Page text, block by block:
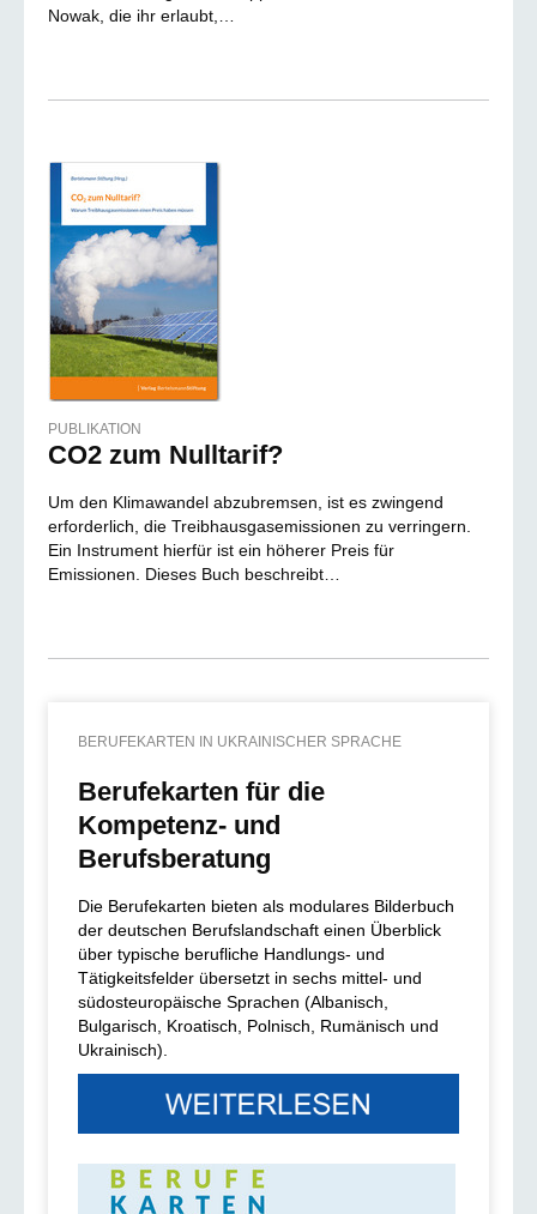
Nowak, die ihr erlaubt,…
PUBLIKATION
CO2 zum Nulltarif?
Um den Klimawandel abzubremsen, ist es zwingend
erforderlich, die Treibhausgasemissionen zu verringern.
Ein Instrument hierfür ist ein höherer Preis für
Emissionen. Dieses Buch beschreibt…
BERUFEKARTEN IN UKRAINISCHER SPRACHE
Berufekarten für die
Kompetenz- und
Berufsberatung
Die Berufekarten bieten als modulares Bilderbuch
der deutschen Berufslandschaft einen Überblick
über typische berufliche Handlungs- und
Tätigkeitsfelder übersetzt in sechs mittel- und
südosteuropäische Sprachen (Albanisch,
Bulgarisch, Kroatisch, Polnisch, Rumänisch und
Ukrainisch).